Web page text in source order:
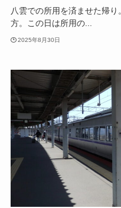
八雲での所用を済ませた帰
方。この日は所用の...
2025年8月30日